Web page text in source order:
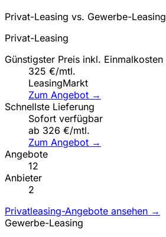
Privat-Leasing vs. Gewerbe-Leasing
Privat-Leasing
Günstigster Preis inkl. Einmalkosten
325 €/mtl.
LeasingMarkt
Zum Angebot →
Schnellste Lieferung
Sofort verfügbar
ab 326 €/mtl.
Zum Angebot →
Angebote
12
Anbieter
2
Privatleasing-Angebote ansehen →
Gewerbe-Leasing